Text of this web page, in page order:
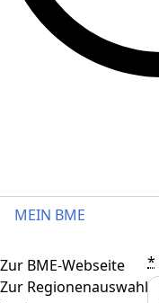
MEIN BME
*
Toggle navigation
Zur BME-Webseite
Zur Regionenauswahl